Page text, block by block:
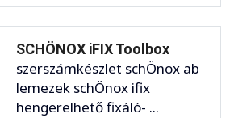
SCHÖNOX iFIX Toolbox
szerszámkészlet schÖnox ab
lemezek schÖnox ifix
hengerelhető fixáló- ...